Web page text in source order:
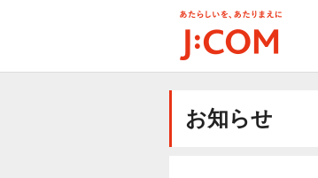
お知らせ